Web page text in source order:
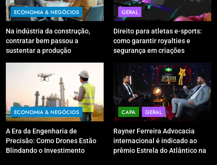
ECONOMIA & NEGÓCIOS
Na indústria da construção,
contratar bem passou a
sustentar a produção
GERAL
Direito para atletas e-sports:
como garantir royalties e
segurança em criações
ECONOMIA & NEGÓCIOS
A Era da Engenharia de
Precisão: Como Drones Estão
Blindando o Investimento
CAPA GERAL
Rayner Ferreira Advocacia
internacional é indicado ao
prêmio Estrela do Atlântico na